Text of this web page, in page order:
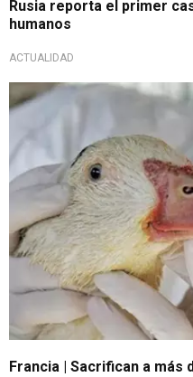
Rusia reporta el primer
humanos
ACTUALIDAD
Francia | Sacrifican a más